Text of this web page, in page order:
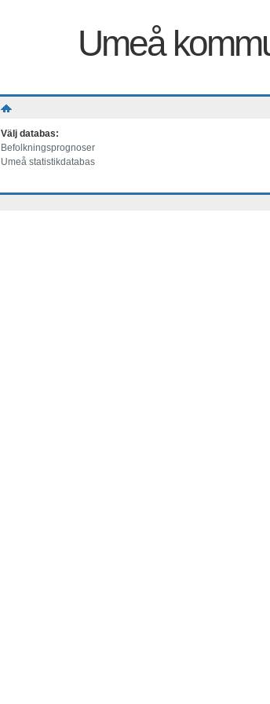
Umeå
Välj databas:
Befolkningsprognoser
Umeå statistikdatabas